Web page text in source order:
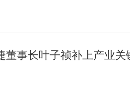
董事长叶子祯补上产业关